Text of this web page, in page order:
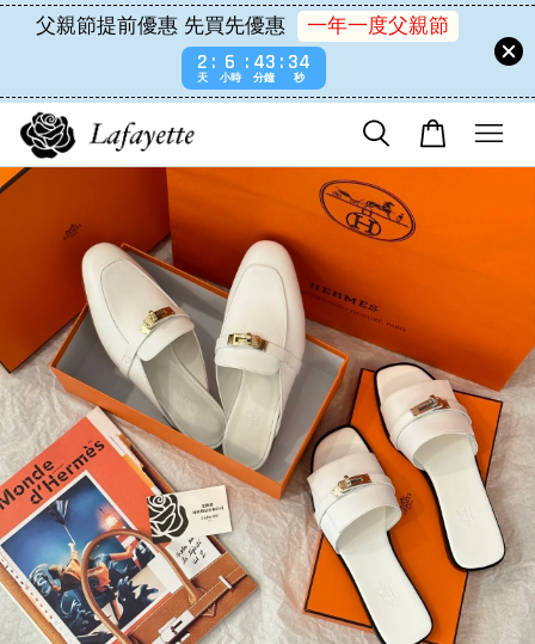
父親節提前優惠 先買先優惠
一年一度父親節
2
天
6
小時
43
分鐘
34
秒